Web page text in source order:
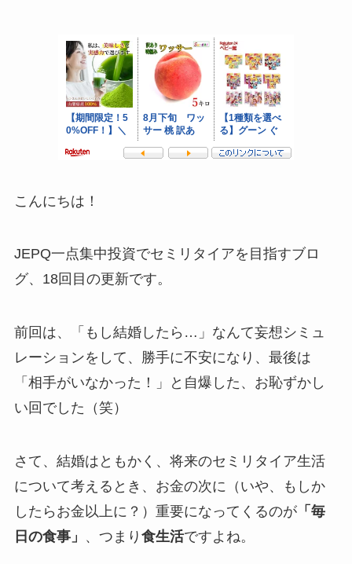
こんにちは！
JEPQ一点集中投資でセミリタイアを目指すブロ
グ、18回目の更新です。
前回は、「もし結婚したら…」なんて妄想シミュ
レーションをして、勝手に不安になり、最後は
「相手がいなかった！」と自爆した、お恥ずかし
い回でした（笑）
さて、結婚はともかく、将来のセミリタイア生活
について考えるとき、お金の次に（いや、もしか
したらお金以上に？）重要になってくるのが「毎
日の食事」 、つまり 食生活ですよね。